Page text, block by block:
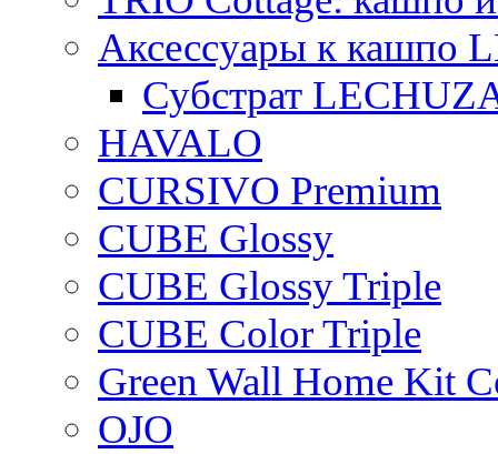
Аксессуары к кашпо
Субстрат
HAVALO
CURSIVO Premium
CUBE Glossy
CUBE Glossy Triple
CUBE Color Triple
Green Wall Home Kit
OJO